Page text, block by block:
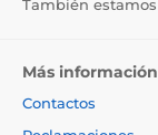
También
Más información
Contactos